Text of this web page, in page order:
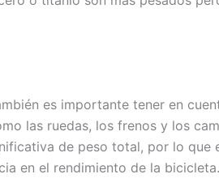
es importante tener en
las ruedas, los frenos y los
de peso total, por lo que
en el rendimiento de la bicicleta.